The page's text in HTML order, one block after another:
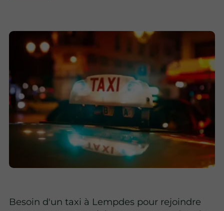
Besoin d'un taxi à Lempdes pour rejoindre